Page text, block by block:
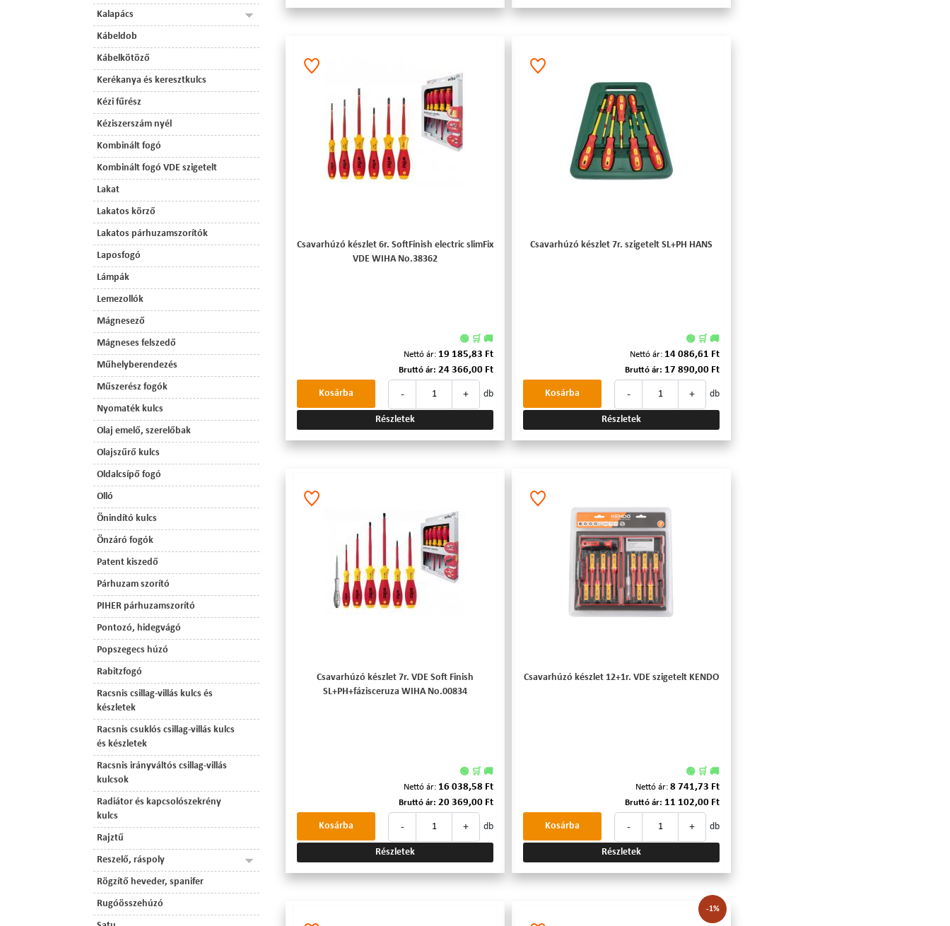
Kalapács
Kábeldob
Kábelkötöző
Kerékanya és keresztkulcs
Kézi fűrész
Kéziszerszám nyél
Kombinált fogó
Kombinált fogó VDE szigetelt
Lakat
Lakatos körző
Lakatos párhuzamszorítók
Laposfogó
Lámpák
Lemezollók
Mágnesező
Mágneses felszedő
Műhelyberendezés
Műszerész fogók
Nyomaték kulcs
Olaj emelő, szerelőbak
Olajszűrő kulcs
Oldalcsípő fogó
Olló
Önindító kulcs
Önzáró fogók
Patent kiszedő
Párhuzam szorító
PIHER párhuzamszorító
Pontozó, hidegvágó
Popszegecs húzó
Rabitzfogó
Racsnis csillag-villás kulcs és
készletek
Racsnis csuklós csillag-villás kulcs
és készletek
Racsnis irányváltós csillag-villás
kulcsok
Radiátor és kapcsolószekrény
kulcs
Rajztű
Reszelő, ráspoly
Rögzítő heveder, spanifer
Rugóösszehúzó
Csavarhúzó készlet 6r. SoftFinish electric slimFix
VDE WIHA No.38362
🟢 🛒 🚚
Nettó ár: 19 185,83 Ft
Bruttó ár: 24 366,00 Ft
- + db
Kosárba
Részletek
Csavarhúzó készlet 7r. szigetelt SL+PH HANS
🟢 🛒 🚚
Nettó ár: 14 086,61 Ft
Bruttó ár: 17 890,00 Ft
- + db
Kosárba
Részletek
Csavarhúzó készlet 7r. VDE Soft Finish
SL+PH+fázisceruza WIHA No.00834
🟢 🛒 🚚
Nettó ár: 16 038,58 Ft
Bruttó ár: 20 369,00 Ft
- + db
Kosárba
Részletek
Csavarhúzó készlet 12+1r. VDE szigetelt KENDO
🟢 🛒 🚚
Nettó ár: 8 741,73 Ft
Bruttó ár: 11 102,00 Ft
- + db
Kosárba
Részletek
-1%